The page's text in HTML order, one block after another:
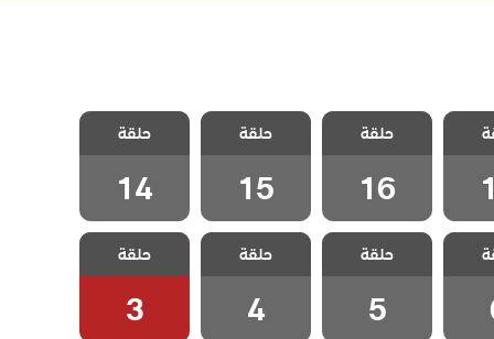
تلك
17
مسلسل تلك
الفتاة الحلقة 16
حلقة
16
مسلسل تلك
الفتاة الحلقة 15
حلقة
15
مسلسل تلك
الفتاة الحلقة 14
حلقة
14
تلك
6
مسلسل تلك
الفتاة الحلقة 5
حلقة
5
مسلسل تلك
الفتاة الحلقة 4
حلقة
4
مسلسل تلك
الفتاة الحلقة 3
حلقة
3